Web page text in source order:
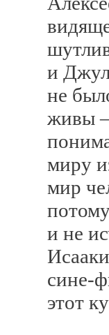
и
не
живы
миру
мир
и не
сине-
этот